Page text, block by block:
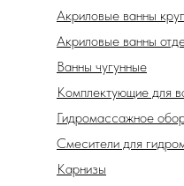
Акриловые ванны
Акриловые ванны
Ванны чугунные
Комплектующие для
Гидромассажное
Смесители для
Карнизы